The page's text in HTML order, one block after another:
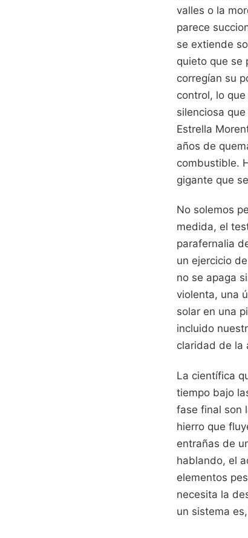
valles o la
parece
se extiende
quieto que se
corregían su
control, lo
silenciosa
Estrella
años de
combustible.
gigante que
No solemos
medida, el
parafernalia
un ejercicio
no se apaga
violenta, una
solar en una
incluido
claridad de la
La científica
tiempo bajo
fase final son
hierro que
entrañas de
hablando, el
elementos
necesita la
un sistema